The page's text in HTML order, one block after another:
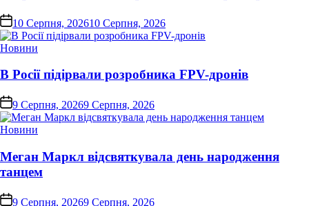
on 10 Серпня, 202610 Серпня, 2026
Опублікувати
Новини
В Росії підірвали розробника FPV-дронів
on9 Серпня, 20269 Серпня, 2026
Опублікувати
Новини
Меган Маркл відсвяткувала день народження
танцем
on9 Серпня, 20269 Серпня, 2026